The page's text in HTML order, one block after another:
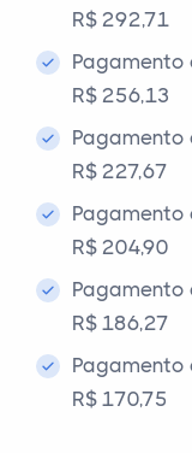
R$ 292,71
Pagamento
R$ 256,13
Pagamento
R$ 227,67
Pagamento
R$ 204,90
Pagamento
R$ 186,27
Pagamento
R$ 170,75